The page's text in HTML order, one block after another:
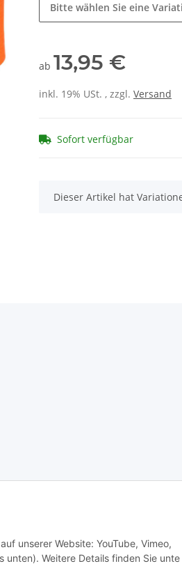
Bitte wählen Sie eine
ab 13,95 €
inkl. 19% USt. , zzgl. Versand
Sofort verfügbar
x
Dieser Artikel hat
unserer Website: YouTube, Vimeo,
unten). Weitere Details finden Sie unte